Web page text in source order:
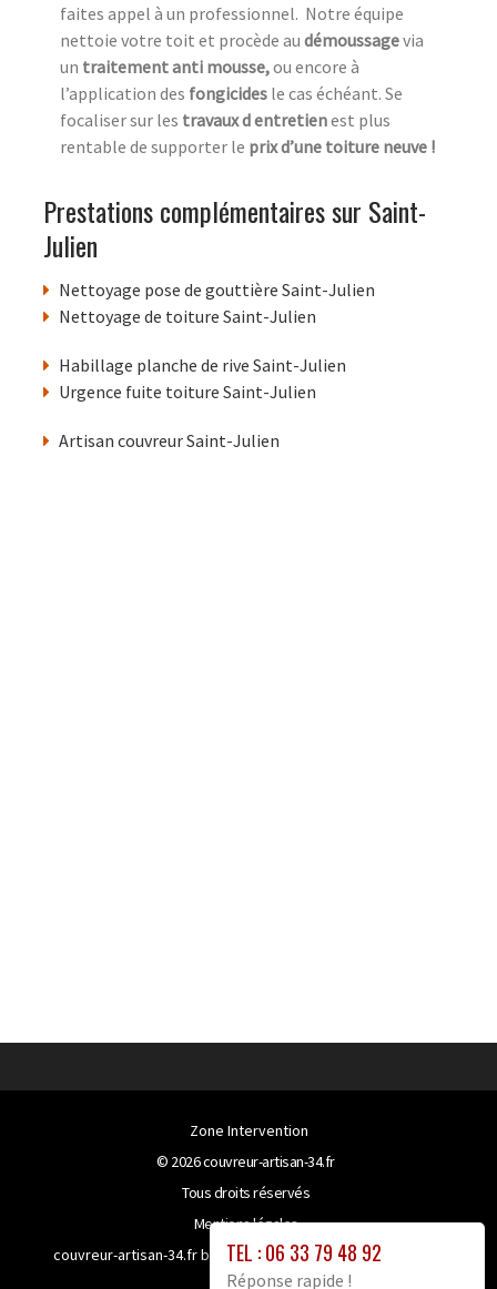
faites appel à un professionnel. Notre équipe
nettoie votre toit et procède au démoussagevia
un traitement anti mousse,ou encore à
l’application des fongicides le cas échéant. Se
focaliser sur les travaux d entretienest plus
rentable de supporter le prix d’une toiture neuve !
Prestations complémentaires sur Saint-
Julien
Nettoyage pose de gouttière Saint-Julien
Nettoyage de toiture Saint-Julien
Habillage planche de rive Saint-Julien
Urgence fuite toiture Saint-Julien
Artisan couvreur Saint-Julien
TEL : 06 33 79 48 92
Réponse rapide !
Zone Intervention
© 2026couvreur-artisan-34.fr
Tous droits réservés
Mentions légales
couvreur-artisan-34.fr bénéficie de la technologie